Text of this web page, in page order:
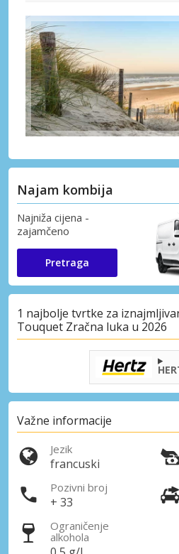
Najam kombija
Najniža cijena -
zajamčeno
Pretraga
1 najbolje tvrtke za
Touquet Zračna luka u 2026
Važne informacije
Jezik
francuski
Pozivni broj
+ 33
Ograničenje
alkohola